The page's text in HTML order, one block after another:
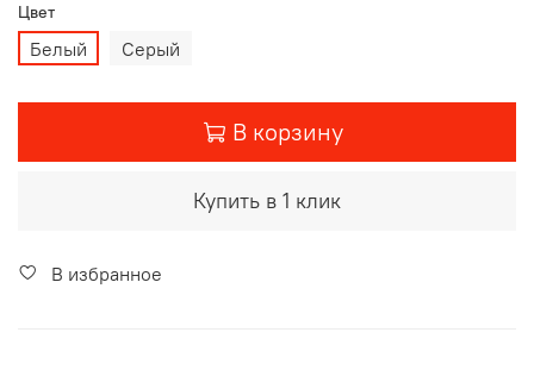
Цвет
Белый Серый
В корзину
Купить в 1 клик
В избранное